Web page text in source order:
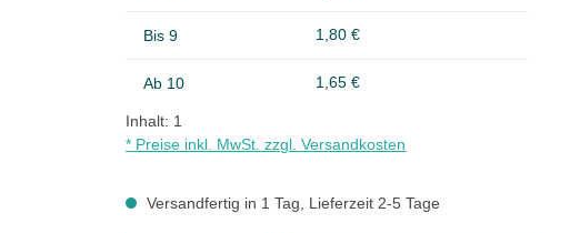
Bis9 1,80 €
Ab 10 1,65 €
Inhalt: 1
* Preise inkl. MwSt. zzgl. Versandkosten
Versandfertig in 1 Tag, Lieferzeit 2-5 Tage